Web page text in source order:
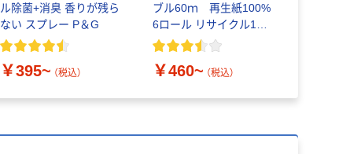
ル除菌+消臭 香りが残ら
ない スプレー P＆G
￥395~ （税込）
ブル60ｍ 再生紙100%
6ロール リサイクル100
芯あり FSC認証
￥460~ （税込）